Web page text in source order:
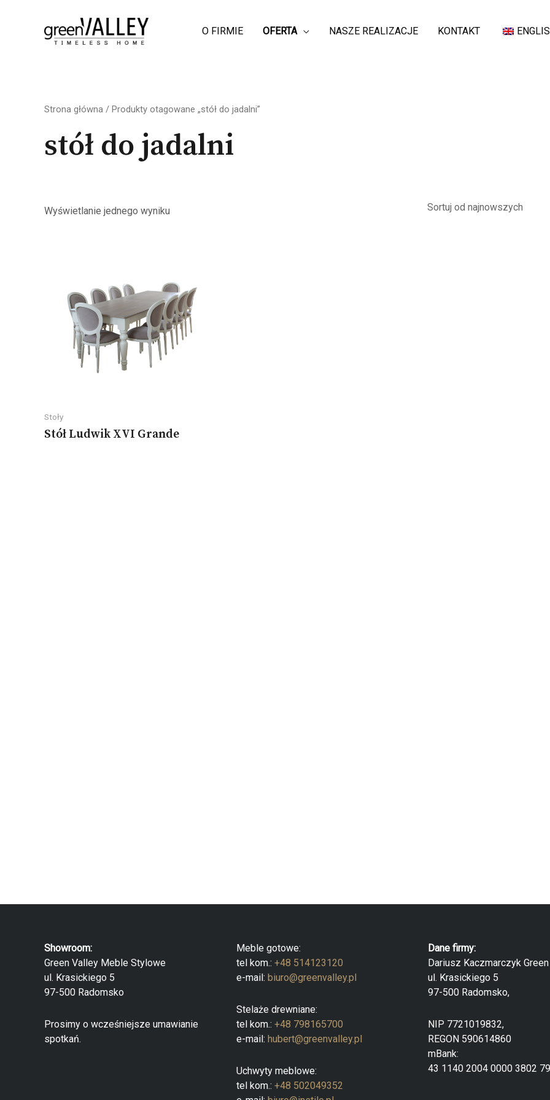
O FIRMIE OFERTA NASZE REALIZACJE KONTAKT
Strona główna / Produkty otagowane „stół do jadalni”
stół do jadalni
Wyświetlanie jednego wyniku
Stoły
Stół Ludwik XVI Grande
Showroom:
Green Valley Meble Stylowe
ul. Krasickiego 5
97-500 Radomsko
Prosimy o wcześniejsze umawianie
spotkań.
Meble gotowe:
tel kom.: +48 514123120
e-mail: biuro@greenvalley.pl
Stelaże drewniane:
tel kom.: +48 798165700
e-mail: hubert@greenvalley.pl
Uchwyty meblowe:
tel kom.: +48 502049352
Dane firmy:
Dariusz Kaczmarczyk
ul. Krasickiego 5
97-500 Radomsko,
NIP 7721019832,
REGON 590614860
mBank:
43 1140 2004 0000 3802